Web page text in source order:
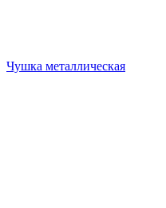
Чушка металлическая